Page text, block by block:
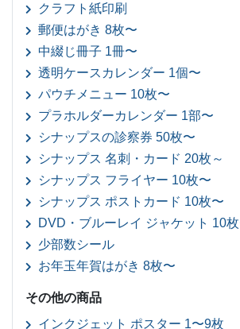
クラフト紙印刷
郵便はがき 8枚〜
中綴じ冊子 1冊〜
透明ケースカレンダー 1個〜
パウチメニュー 10枚〜
プラホルダーカレンダー 1部〜
シナップスの診察券 50枚〜
シナップス 名刺・カード 20枚～
シナップス フライヤー 10枚〜
シナップス ポストカード 10枚〜
DVD・ブルーレイ ジャケット 10
少部数シール
お年玉年賀はがき 8枚〜
その他の商品
インクジェット ポスター 1〜9枚